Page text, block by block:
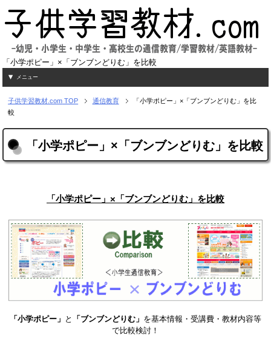
「小学ポピー」×「ブンブンどりむ」を比較
メニュー
子供学習教材.com TOP 通信教育
「小学ポピー」×「ブンブンどりむ」を比
較
「小学ポピー」×「ブンブンどりむ」を比較
「小学ポピー」×「ブンブンどりむ」を比較
「小学ポピー」 と 「ブンブンどりむ」 を基本情報・受講費・教材内容等
で比較検討！